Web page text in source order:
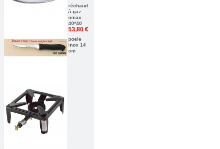
réchaud
à gaz
omac
40*40
53,80 €
poele
inox 14
cm